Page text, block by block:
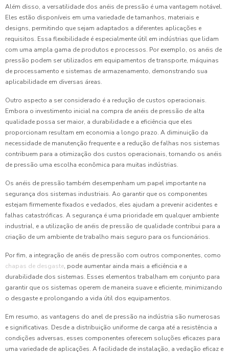
Além disso, a versatilidade dos anéis de pressão é uma vantagem notável.
Eles estão disponíveis em uma variedade de tamanhos, materiais e
designs, permitindo que sejam adaptados a diferentes aplicações e
requisitos. Essa flexibilidade é especialmente útil em indústrias que lidam
com uma ampla gama de produtos e processos. Por exemplo, os anéis de
pressão podem ser utilizados em equipamentos de transporte, máquinas
de processamento e sistemas de armazenamento, demonstrando sua
aplicabilidade em diversas áreas.
Outro aspecto a ser considerado é a redução de custos operacionais.
Embora o investimento inicial na compra de anéis de pressão de alta
qualidade possa ser maior, a durabilidade e a eficiência que eles
proporcionam resultam em economia a longo prazo. A diminuição da
necessidade de manutenção frequente e a redução de falhas nos sistemas
contribuem para a otimização dos custos operacionais, tornando os anéis
de pressão uma escolha econômica para muitas indústrias.
Os anéis de pressão também desempenham um papel importante na
segurança dos sistemas industriais. Ao garantir que os componentes
estejam firmemente fixados e vedados, eles ajudam a prevenir acidentes e
falhas catastróficas. A segurança é uma prioridade em qualquer ambiente
industrial, e a utilização de anéis de pressão de qualidade contribui para a
criação de um ambiente de trabalho mais seguro para os funcionários.
Por fim, a integração de anéis de pressão com outros componentes, como
chapas de desgaste, pode aumentar ainda mais a eficiência e a
durabilidade dos sistemas. Esses elementos trabalham em conjunto para
garantir que os sistemas operem de maneira suave e eficiente, minimizando
o desgaste e prolongando a vida útil dos equipamentos.
Em resumo, as vantagens do anel de pressão na indústria são numerosas
e significativas. Desde a distribuição uniforme de carga até a resistência a
condições adversas, esses componentes oferecem soluções eficazes para
uma variedade de aplicações. A facilidade de instalação, a vedação eficaz e